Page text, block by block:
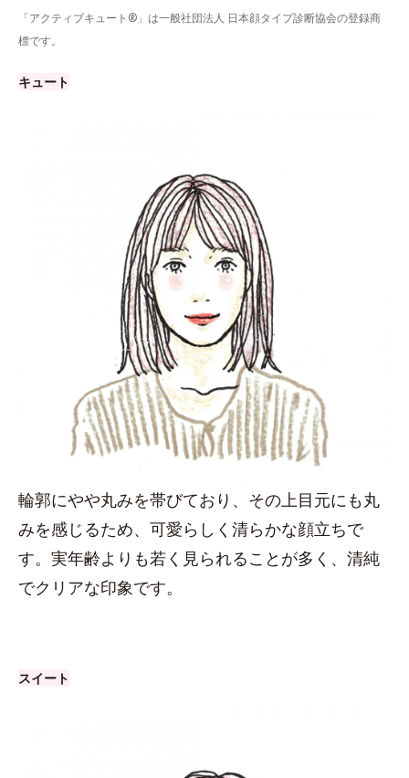
「アクティブキュート®」は一般社団法人 日本顔タイプ診断協会の登録商
標です。
キュート
輪郭にやや丸みを帯びており、その上目元にも丸
みを感じるため、可愛らしく清らかな顔立ちで
す。実年齢よりも若く見られることが多く、清純
でクリアな印象です。
スイート